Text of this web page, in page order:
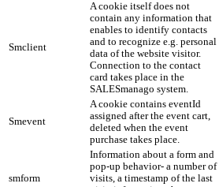
Smclient
A cookie itself does not
contain any information that
enables to identify contacts
and to recognize e.g. personal
data of the website visitor.
Connection to the contact
card takes place in the
SALESmanago system.
Smevent
A cookie contains eventId
assigned after the event cart,
deleted when the event
purchase takes place.
smform
Information about a form and
pop-up behavior- a number of
visits, a timestamp of the last